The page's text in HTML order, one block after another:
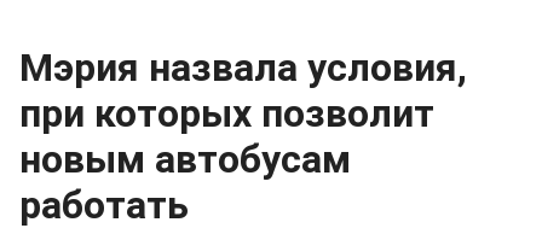
Мэрия назвала условия,
при которых позволит
новым автобусам
работать